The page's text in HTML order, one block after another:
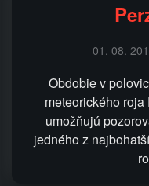
01. 08.
Obdobie v
meteorického
umožňujú
jedného z